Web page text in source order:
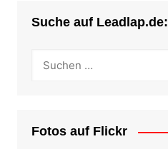
Suche auf Leadlap.de:
Fotos auf Flickr